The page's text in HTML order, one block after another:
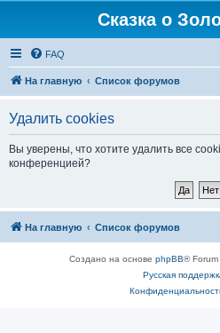
Сказка о
FAQ
На главную Список форумов
Удалить cookies
Вы уверены, что хотите удалить все
конференцией?
На главную Список форумов
Создано на основе phpBB®
Русская